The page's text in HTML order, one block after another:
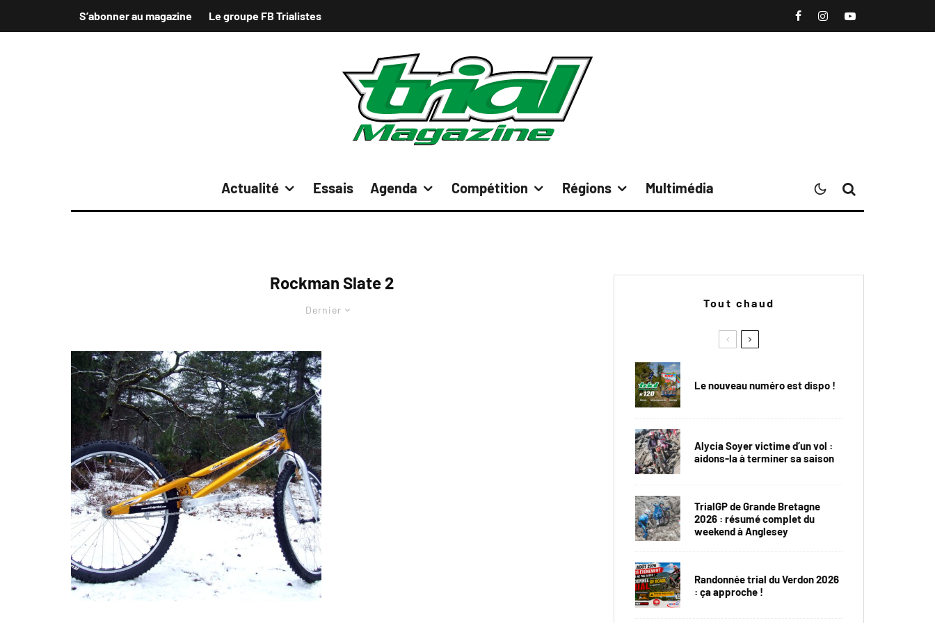
S’abonner au magazine Le groupe FB Trialistes
Actualité Essais Agenda Compétition Régions Multimédia
Rockman Slate 2
Dernier
Tout chaud
Le nouveau numéro est dispo !
Alycia Soyer victime d’un vol :
aidons-la à terminer sa saison
TrialGP de Grande Bretagne
2026 : résumé complet du
weekend à Anglesey
Randonnée trial du Verdon 2026
: ça approche !